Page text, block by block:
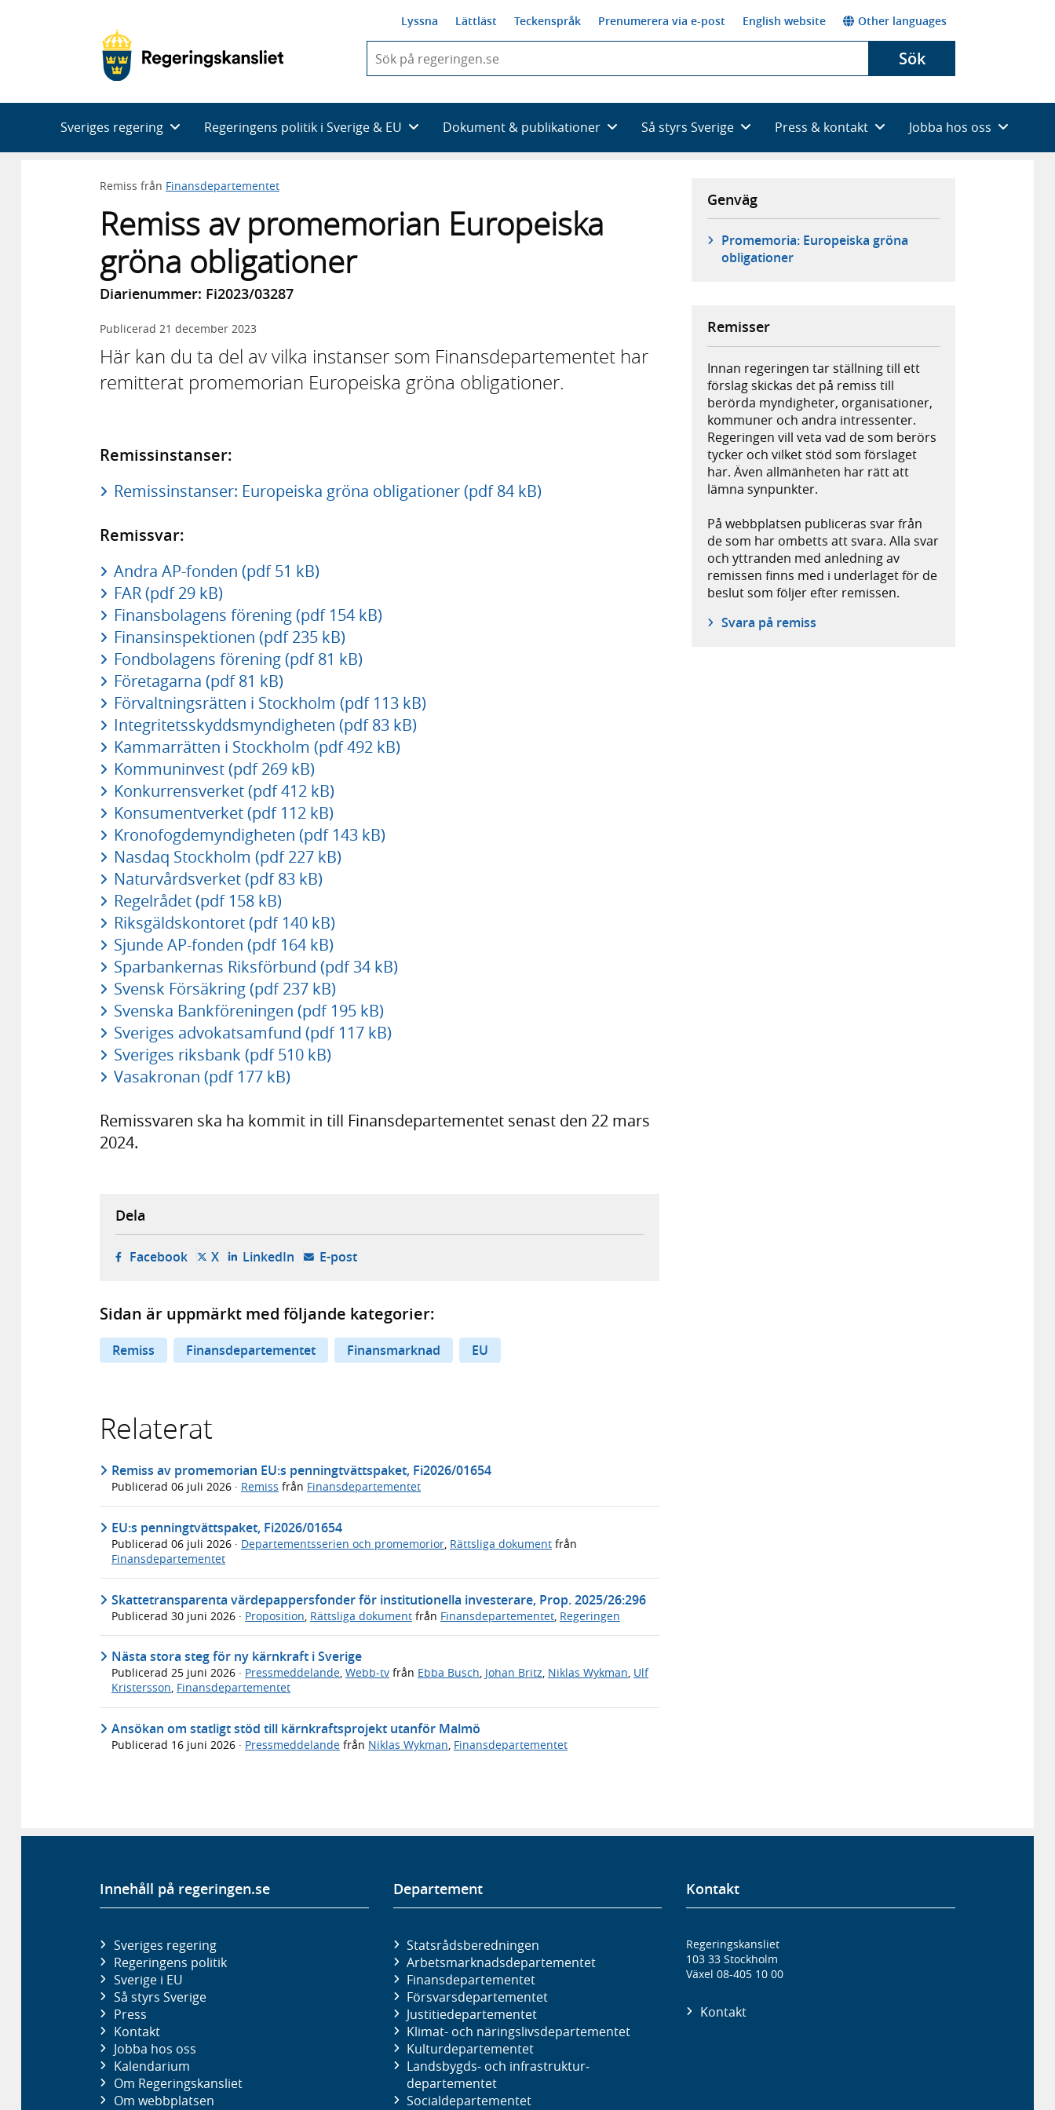
Lyssna Lättläst Teckenspråk Prenumerera via e-post English website Other languages
du
skriva
framträder
en
Sök
Sveriges regering Regeringens politik i Sverige & EU Dokument & publikationer Så styrs Sverige Press & kontakt Jobba hos oss
Remiss från Finansdepartementet
Remiss av promemorian Europeiska
gröna obligationer
Diarienummer: Fi2023/03287
Publicerad 21 december 2023
Här kan du ta del av vilka instanser som Finansdepartementet har
remitterat promemorian Europeiska gröna obligationer.
Remissinstanser:
Remissinstanser: Europeiska gröna obligationer (pdf 84 kB)
Remissvar:
Andra AP-fonden (pdf 51 kB)
FAR (pdf 29 kB)
Finansbolagens förening (pdf 154 kB)
Finansinspektionen (pdf 235 kB)
Fondbolagens förening (pdf 81 kB)
Företagarna (pdf 81 kB)
Förvaltningsrätten i Stockholm (pdf 113 kB)
Integritetsskyddsmyndigheten (pdf 83 kB)
Kammarrätten i Stockholm (pdf 492 kB)
Kommuninvest (pdf 269 kB)
Konkurrensverket (pdf 412 kB)
Konsumentverket (pdf 112 kB)
Kronofogdemyndigheten (pdf 143 kB)
Nasdaq Stockholm (pdf 227 kB)
Naturvårdsverket (pdf 83 kB)
Regelrådet (pdf 158 kB)
Riksgäldskontoret (pdf 140 kB)
Sjunde AP-fonden (pdf 164 kB)
Sparbankernas Riksförbund (pdf 34 kB)
Svensk Försäkring (pdf 237 kB)
Svenska Bankföreningen (pdf 195 kB)
Sveriges advokatsamfund (pdf 117 kB)
Sveriges riksbank (pdf 510 kB)
Vasakronan (pdf 177 kB)
Remissvaren ska ha kommit in till Finansdepartementet senast den 22 mars
2024.
Genväg
Promemoria: Europeiska gröna
obligationer
Remisser
Innan regeringen tar ställning till ett
förslag skickas det på remiss till
berörda myndigheter, organisationer,
kommuner och andra intressenter.
Regeringen vill veta vad de som berörs
tycker och vilket stöd som förslaget
har. Även allmänheten har rätt att
lämna synpunkter.
På webbplatsen publiceras svar från
de som har ombetts att svara. Alla svar
och yttranden med anledning av
remissen finns med i underlaget för de
beslut som följer efter remissen.
Svara på remiss
Dela
Facebook- öppnas i ny flik, extern webbplats,
X- öppnas i ny flik, extern webbplats,
LinkedIn- öppnas i ny flik, extern webbplats,
E-post- öppnar din e-postklient,
Sidan är uppmärkt med följande kategorier:
Remiss Finansdepartementet Finansmarknad EU
Relaterat
Remiss av promemorian EU:s penningtvättspaket, Fi2026/01654
Publicerad 06 juli 2026 · Remiss från Finansdepartementet
EU:s penningtvättspaket, Fi2026/01654
Publicerad 06 juli 2026 · Departementsserien och promemorior, Rättsliga dokument från
Finansdepartementet
Skattetransparenta värdepappersfonder för institutionella investerare, Prop. 2025/26:296
Publicerad 30 juni 2026 · Proposition Rättsliga dokument från Finansdepartementet Regeringen
Nästa stora steg för ny kärnkraft i Sverige
Publicerad 25 juni 2026 · Pressmeddelande, Webb-tv från Ebba Busch, Johan Britz, Niklas Wykman, Ulf
Kristersson, Finansdepartementet
Ansökan om statligt stöd till kärnkraftsprojekt utanför Malmö
Publicerad 16 juni 2026 · Pressmeddelande från Niklas Wykman, Finansdepartementet
Innehåll på regeringen.se
Sveriges regering
Regeringens politik
Sverige i EU
Så styrs Sverige
Press
Kontakt
Jobba hos oss
Kalendarium
Om Regeringskansliet
Om webbplatsen
Departement
Statsrådsberedningen
Arbetsmarknads­departementet
Finans­departementet
Försvars­departementet
Justitie­departementet
Klimat- och näringslivs­departementet
Kultur­departementet
Landsbygds- och infrastruktur­
departementet
Social­departementet
Kontakt
Regeringskansliet
103 33 Stockholm
Växel 08-405 10 00
Kontakt